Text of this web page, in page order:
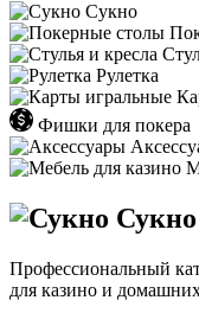
Сукно
Рулетка
Фишки для покера
Сукно
Профессиональный
для казино и